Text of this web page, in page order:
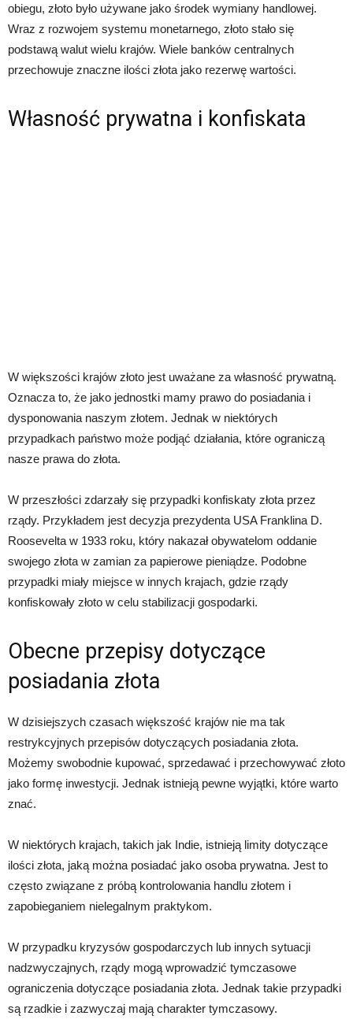
obiegu, złoto było używane jako środek wymiany handlowej.
Wraz z rozwojem systemu monetarnego, złoto stało się
podstawą walut wielu krajów. Wiele banków centralnych
przechowuje znaczne ilości złota jako rezerwę wartości.
Własność prywatna i konfiskata
W większości krajów złoto jest uważane za własność prywatną.
Oznacza to, że jako jednostki mamy prawo do posiadania i
dysponowania naszym złotem. Jednak w niektórych
przypadkach państwo może podjąć działania, które ograniczą
nasze prawa do złota.
W przeszłości zdarzały się przypadki konfiskaty złota przez
rządy. Przykładem jest decyzja prezydenta USA Franklina D.
Roosevelta w 1933 roku, który nakazał obywatelom oddanie
swojego złota w zamian za papierowe pieniądze. Podobne
przypadki miały miejsce w innych krajach, gdzie rządy
konfiskowały złoto w celu stabilizacji gospodarki.
Obecne przepisy dotyczące
posiadania złota
W dzisiejszych czasach większość krajów nie ma tak
restrykcyjnych przepisów dotyczących posiadania złota.
Możemy swobodnie kupować, sprzedawać i przechowywać złoto
jako formę inwestycji. Jednak istnieją pewne wyjątki, które warto
znać.
W niektórych krajach, takich jak Indie, istnieją limity dotyczące
ilości złota, jaką można posiadać jako osoba prywatna. Jest to
często związane z próbą kontrolowania handlu złotem i
zapobieganiem nielegalnym praktykom.
W przypadku kryzysów gospodarczych lub innych sytuacji
nadzwyczajnych, rządy mogą wprowadzić tymczasowe
ograniczenia dotyczące posiadania złota. Jednak takie przypadki
są rzadkie i zazwyczaj mają charakter tymczasowy.